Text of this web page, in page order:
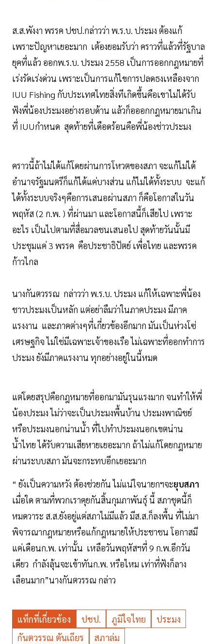
ส.ส.พังงา พรรค ปชป.กล่าวว่า พ.ร.บ. ประมง ต้องแก้
เพราะปัญหาเยอะมาก เต้องยอมรับว่า คราวที่แล้วที่รัฐบาล
ยุคที่แล้ว ออกพ.ร.บ. ประมง 2558 เป็นการออกกฎหมายที่
เร่งรัดเร่งด่วน เพราะเป็นการแก้ไขการปลดธงเหลืองจาก
IUU Fishing กับประเทศไทยสิ่งทีเกิดขึ้นคือเขาไม่ได้รับ
ฟังพี่น้องประมงอย่างรอบด้าน แล้วก็อออกกฎหมายมาเกิน
ที่ IUUกำหนด สุดท้ายที่เดือดร้อนคือพี่น้องช่าวประมง
คราวนี้ถ้าไม่ได้แก้โดยผ่านการโหวตของสภา จะแก้ไม่ได้
อำนาจรัฐมนตรีก็แก้ได้แค่บางส่วน แก้ไม่ได้ทั้งระบบ จะแก้
ได้ทั้งระบบจริงๆคือการเสนอผ่านสภา ก็คือโอกาสในวัน
พฤหัส (2 ก.พ. ) ที่ผ่านมา และโอกาสนี้ก็เสียไป เพราะ
อะไร เป็นไปตามที่สื่อมวลชนเสนอไป สุดท้ายวันนั้นมี
ประชุมแค่ 3 พรรค คือประชาธิปัตย์ เพื่อไทย และพรรค
ก้าวไกล
นางกันตวรรณ กล่าวว่า พ.ร.บ. ประมง แก้ให้เฉพาะพี่น้อง
ชาวประมงเป็นหลัก แต่อย่าลืมว่าในภาคประมง มีภาค
แรงงาน และภาคต่างๆที่เกี่ยวข้องอีกมาก มันเป็นห่วงโซ่
เศรษฐกิจ ไม่ใช่มีเฉพาะเจ้าของเรือ ไม่เฉพาะที่ออกทำการ
ประมง ยังมีภาคแรงงาน ทุกอย่างอยู่ในนี้หมด
แต่โดยสรุปคือกฎหมายที่ออกมามันรุนแรงมาก จนทำให้พี่
น้องประมง ไม่ว่าจะเป็นประมงพื้นบ้าน ประมงพาณิชย์
หรือประมงนอกน่านน้ำ ที่ไปทำประมงนอกเขตน่าน
น้ำไทย ได้รับความเสียหายเยอะมาก ถ้าไม่แก้โดยกฎหมาย
ผ่านระบบสภา มันจะกระทบอีกเยอะมาก
“ ยังเป็นความหวัง ต้องช่วยกัน ไม่แน่ใจนายกฯจะยุบสภา
เมื่อใด ตามที่พวกเราคุยกันสิ้นกุมภาพันธุ์ นี้ สภาชุดนี้ก็
หมดวาระ ส.ส.ยังอยู่แต่สภาไม่มีแล้ว มีส.ส.ก็ลงพื้น ที่ไม่มา
พิจารณากฎหมายหรือแก้กฎหมายให้ประชาชน โอกาสมี
แค่เดือนก.พ. เท่านั้น เหลือวันพฤหัสฯที่ 9 ก.พ.อีกวัน
เดียว กำลังลุ้นจะเข้าทันก.พ. หรือไหม เท่าที่ฟังก็ลาง
เลือนมาก”นางกันตวรรณ กล่าว
แท็กที่เกี่ยวข้อง ปชป. ภูมิใจไทย
ประมง
กันตวรรณ ตันเถียร
สภาล่ม